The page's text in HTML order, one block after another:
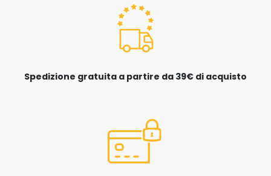
Spedizione gratuita a partire da 39€ di acquisto